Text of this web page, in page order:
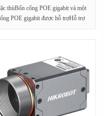
thùBốn cổng POE gigabit và một
POE gigabit được hỗ trợHỗ trợ